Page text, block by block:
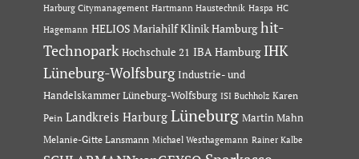
Harburg Citymanagement Hartmann Haustechnik Haspa HC
Hagemann HELIOS Mariahilf Klinik Hamburg hit-
Technopark Hochschule 21 IBA Hamburg IHK
Lüneburg-Wolfsburg Industrie- und
Handelskammer Lüneburg-Wolfsburg ISI Buchholz Karen
Pein Landkreis Harburg Lüneburg Martin Mahn
Melanie-Gitte Lansmann Michael Westhagemann Rainer Kalbe